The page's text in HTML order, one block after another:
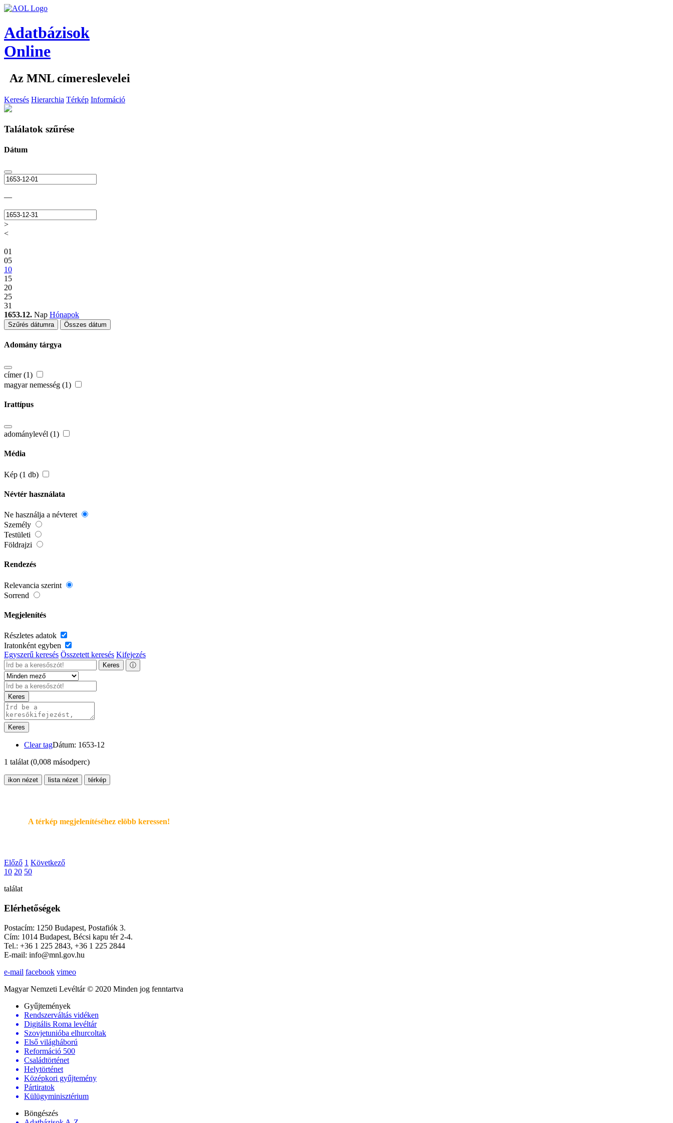
Adatbázisok
Online
Az MNL címereslevelei
Keresés Hierarchia Térkép Információ
Találatok szűrése
Dátum
—
>
<
01
05
10
15
20
25
31
1653.12. Nap Hónapok
Szűrés dátumra Összes dátum
Adomány tárgya
címer (1)
magyar nemesség (1)
Irattípus
adománylevél (1)
Média
Kép (1 db)
Névtér használata
Ne használja a névteret
Személy
Testületi
Földrajzi
Rendezés
Relevancia szerint
Sorrend
Megjelenítés
Részletes adatok
Iratonként egyben
Egyszerű keresés Összetett keresés Kifejezés
Keres ⓘ
Keres
Keres
Clear tagDátum: 1653-12
1 találat (0,008 másodperc)
ikon nézet lista nézet térkép
A térkép megjelenítéséhez elöbb keressen!
Előző 1 Következő
10 20 50
találat
Elérhetőségek
Postacím: 1250 Budapest, Postafiók 3.
Cím: 1014 Budapest, Bécsi kapu tér 2-4.
Tel.: +36 1 225 2843, +36 1 225 2844
E-mail: info@mnl.gov.hu
e-mail facebook vimeo
Magyar Nemzeti Levéltár © 2020 Minden jog fenntartva
Gyűjtemények
Rendszerváltás vidéken
Digitális Roma levéltár
Szovjetunióba elhurcoltak
Első világháború
Reformáció 500
Családtörténet
Helytörténet
Középkori gyűjtemény
Pártiratok
Külügyminisztérium
Böngészés